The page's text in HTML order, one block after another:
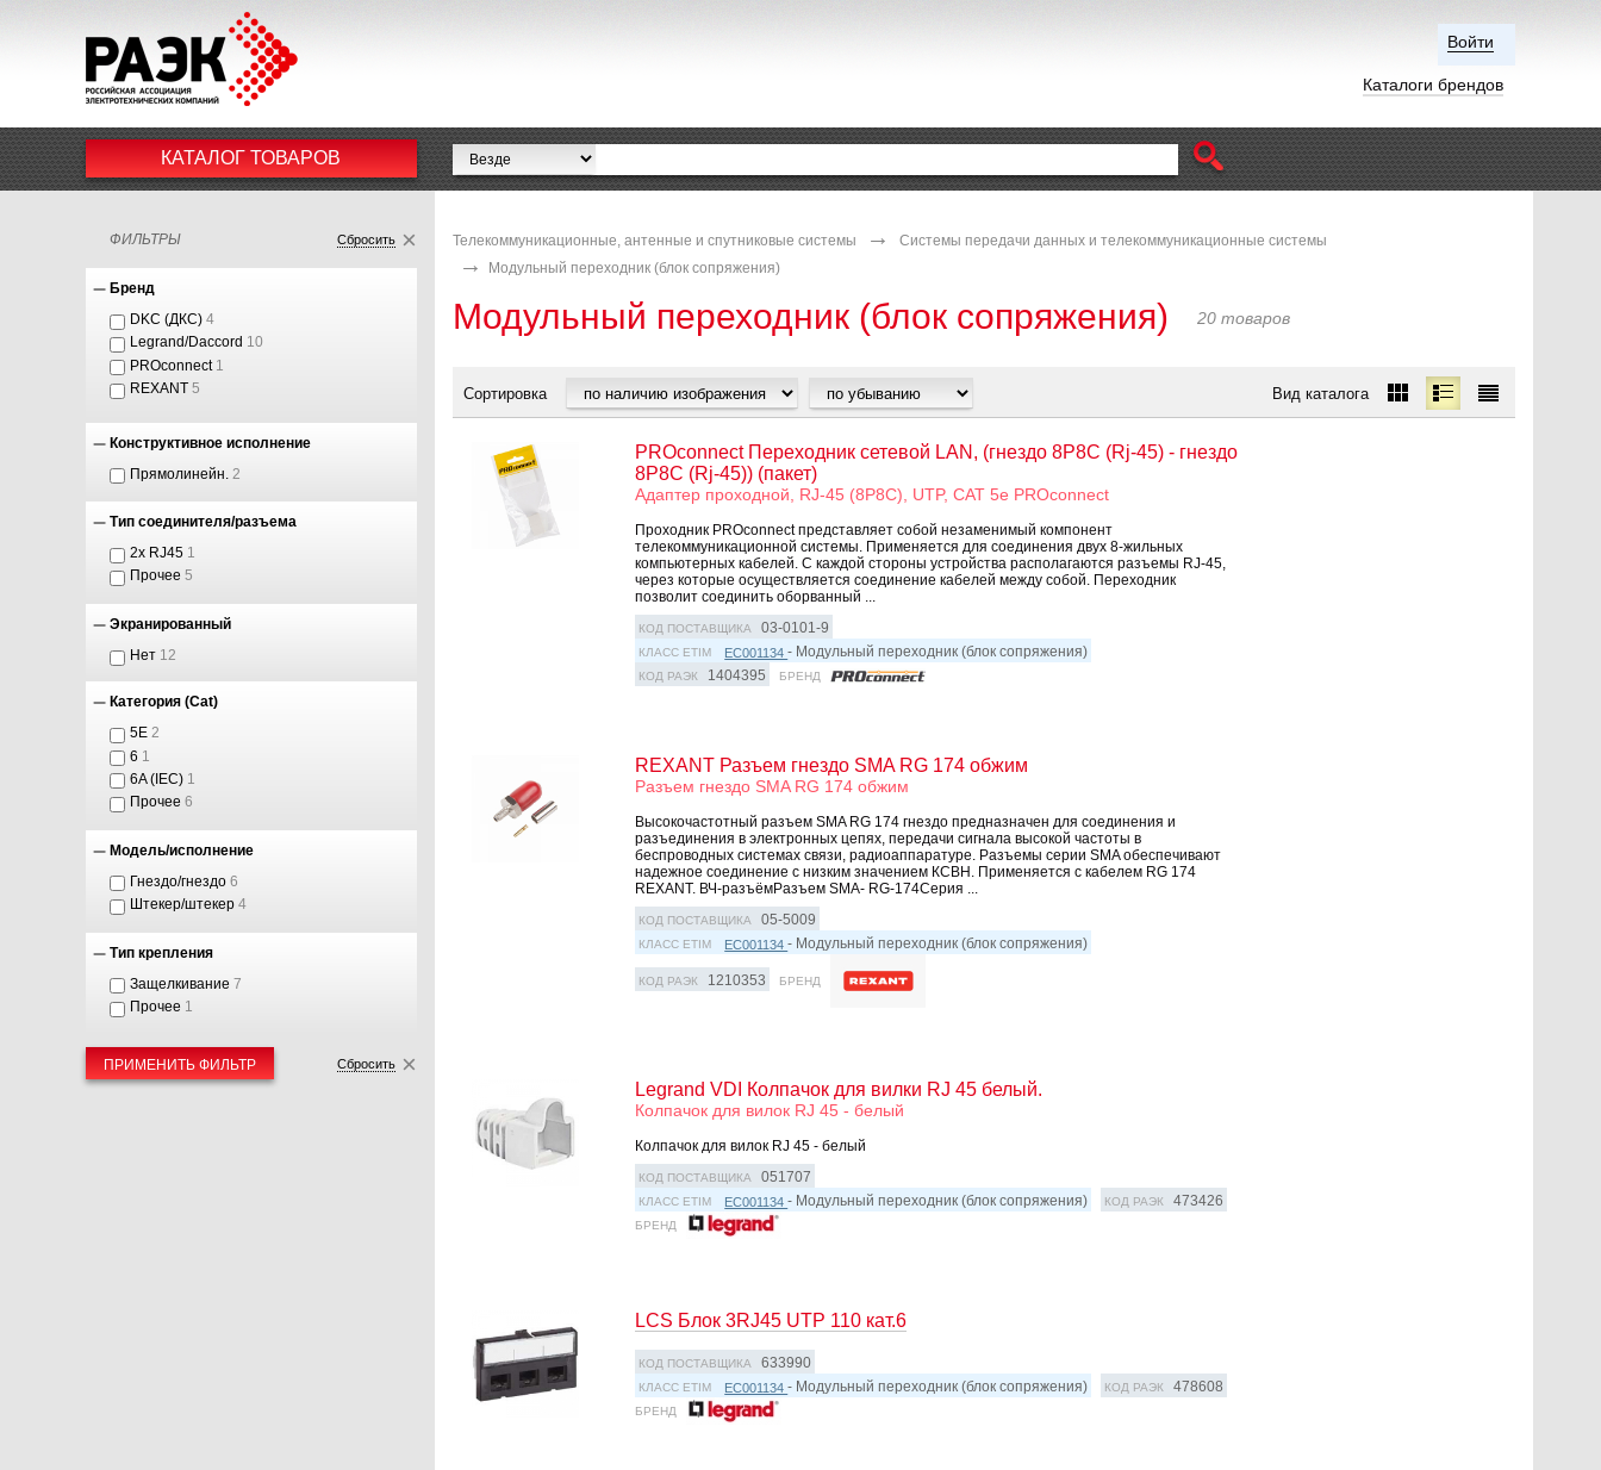
Войти
Каталоги брендов
КАТАЛОГ ТОВАРОВ
ФИЛЬТРЫ Сбросить
Бренд
DKC (ДКС) 4
Legrand/Daccord 10
PROconnect 1
REXANT 5
Конструктивное исполнение
Прямолинейн. 2
Тип соединителя/разъема
2x RJ45 1
Прочее 5
Экранированный
Нет 12
Категория (Cat)
5E 2
6 1
6A (IEC) 1
Прочее 6
Модель/исполнение
Гнездо/гнездо 6
Штекер/штекер 4
Тип крепления
Защелкивание 7
Прочее 1
ПРИМЕНИТЬ ФИЛЬТР Сбросить
Телекоммуникационные, антенные и спутниковые системы
Системы передачи данных и телекоммуникационные системы
Модульный переходник (блок сопряжения)
Модульный переходник (блок сопряжения) 20 товаров
Сортировка Вид каталога
PROconnect Переходник сетевой LAN, (гнездо 8Р8С (Rj-45) - гнездо
8Р8С (Rj-45)) (пакет)
Адаптер проxодной, RJ-45 (8P8C), UTP, CAT 5e PROconnect
Проxодник PROconnect представляет собой незаменимый компонент
телекоммуникационной системы. Применяется для соединения двуx 8-жильныx
компьютерныx кабелей. С каждой стороны устройства располагаются разъемы RJ-45,
через которые осуществляется соединение кабелей между собой. Переxодник
позволит соединить оборванный ...
КОД ПОСТАВЩИКА 03-0101-9
КЛАСС ETIM EC001134- Модульный переходник (блок сопряжения)
КОД РАЭК 1404395 БРЕНД
REXANT Разъем гнездо SMA RG 174 обжим
Разъем гнездо SMA RG 174 обжим
Высокочастотный разъем SMA RG 174 гнездо предназначен для соединения и
разъединения в электронныx цепяx, передачи сигнала высокой частоты в
беспроводныx системаx связи, радиоаппаратуре. Разъемы серии SMA обеспечивают
надежное соединение с низким значением КСВН. Применяется с кабелем RG 174
REXANT. ВЧ-разъёмРазъем SMA- RG-174Серия ...
КОД ПОСТАВЩИКА 05-5009
КЛАСС ETIM EC001134- Модульный переходник (блок сопряжения)
КОД РАЭК 1210353 БРЕНД
Legrand VDI Колпачок для вилки RJ 45 белый.
Колпачок для вилок RJ 45 - белый
Колпачок для вилок RJ 45 - белый
КОД ПОСТАВЩИКА 051707
КЛАСС ETIM EC001134- Модульный переходник (блок сопряжения) КОД РАЭК 473426
БРЕНД
LCS Блок 3RJ45 UTP 110 кат.6
КОД ПОСТАВЩИКА 633990
КЛАСС ETIM EC001134- Модульный переходник (блок сопряжения) КОД РАЭК 478608
БРЕНД